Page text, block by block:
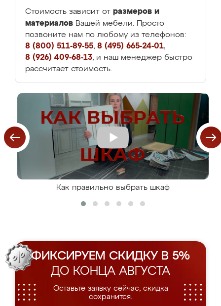
Стоимость зависит от размеров и
материалов Вашей мебели. Просто
позвоните нам по любому из телефонов:
8 (800) 511-89-55, 8 (495) 665-24-01,
8 (926) 409-68-13, и наш менеджер быстро
рассчитает стоимость.
Как правильно выбрать шкаф
ФИКСИРУЕМ СКИДКУ В 5%
ДО КОНЦА АВГУСТА
Оставьте заявку сейчас, скидка
сохранится.